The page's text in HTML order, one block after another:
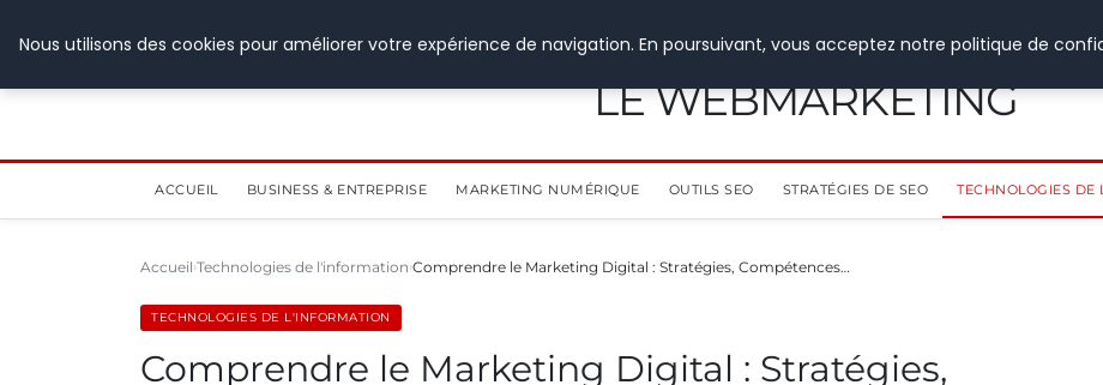
LE WEBMARKETING
ACCUEIL BUSINESS & ENTREPRISE MARKETING NUMÉRIQUE OUTILS SEO STRATÉGIES DE SEO TECHNOLOGIES DE
Accueil Technologies de l'information Comprendre le Marketing Digital : Stratégies, Compétences…
TECHNOLOGIES DE L'INFORMATION
Comprendre le Marketing Digital : Stratégies,
Nous utilisons des cookies pour améliorer votre expérience de navigation. En poursuivant, vous acceptez notre politique de